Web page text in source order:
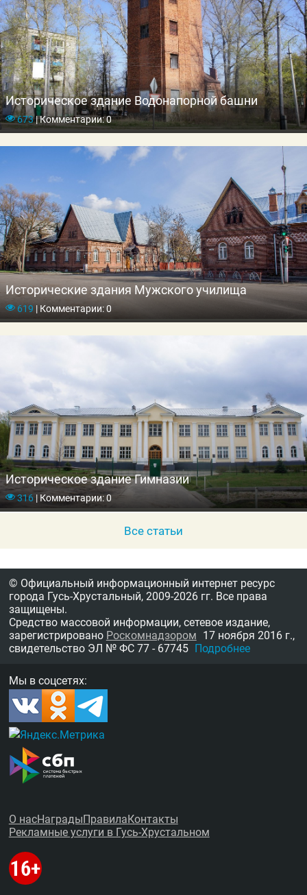
Историческое здание Водонапорной башни
673|Комментарии: 0
Исторические здания Мужского училища
619 |Комментарии: 0
Историческое здание Гимназии
316 |Комментарии: 0
Все статьи
© Официальный информационный интернет ресурс
города Гусь-Хрустальный, 2009-2026 гг. Все права
защищены.
Средство массовой информации, сетевое издание,
зарегистрировано Роскомнадзором 17 ноября 2016 г.,
свидетельство ЭЛ № ФС 77 - 67745 Подробнее
Мы в соцсетях:
О насНаградыПравилаКонтакты
Рекламные услуги в Гусь-Хрустальном